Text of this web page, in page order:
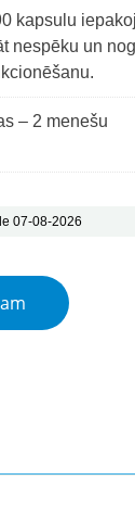
kapsulu
nespēku un
– 2 menešu
07-08-2026